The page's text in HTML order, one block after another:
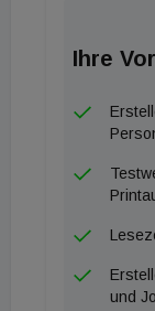
und das
echtes
endgültig
Beton-
Ihre
und